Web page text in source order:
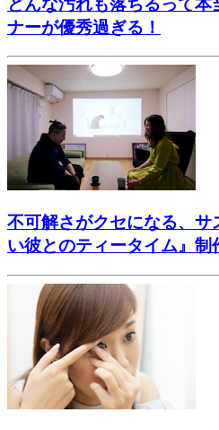
どんな汚れも落ちるって
ナーが優秀過ぎる！
不可解さがクセになる、サ
い彼とのティータイム』制